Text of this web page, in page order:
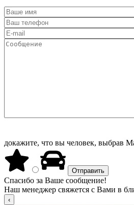
докажите, что вы человек, выбрав
Спасибо за Ваше сообщение!
Наш менеджер свяжется с Вами в